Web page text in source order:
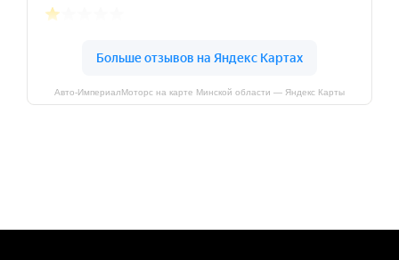
Авто-ИмпериалМоторс на карте Минской области — Яндекс Карты